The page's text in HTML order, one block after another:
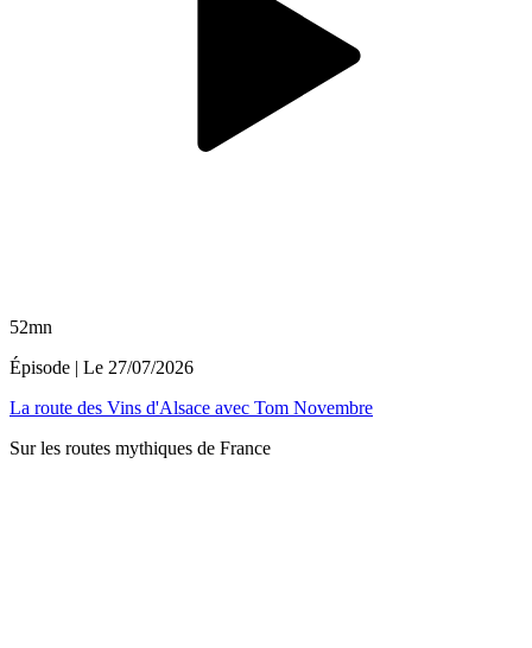
52mn
Épisode | Le 27/07/2026
La route des Vins d'Alsace avec Tom Novembre
Sur les routes mythiques de France